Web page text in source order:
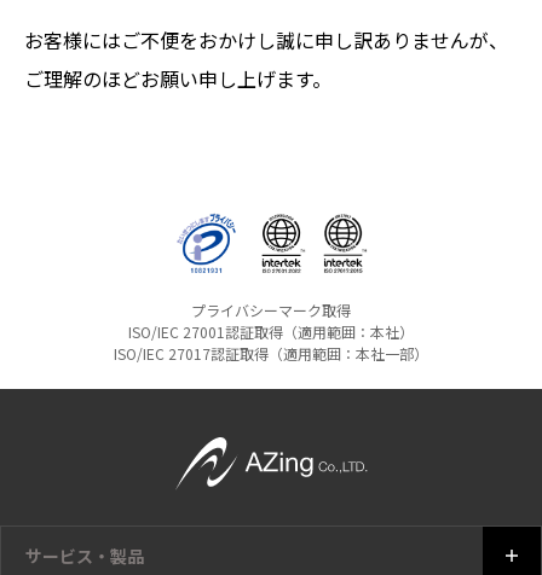
お客様にはご不便をおかけし誠に申し訳ありませんが、
ご理解のほどお願い申し上げます。
プライバシーマーク取得
ISO/IEC 27001認証取得（適用範囲：本社）
ISO/IEC 27017認証取得（適用範囲：本社一部）
サービス・製品